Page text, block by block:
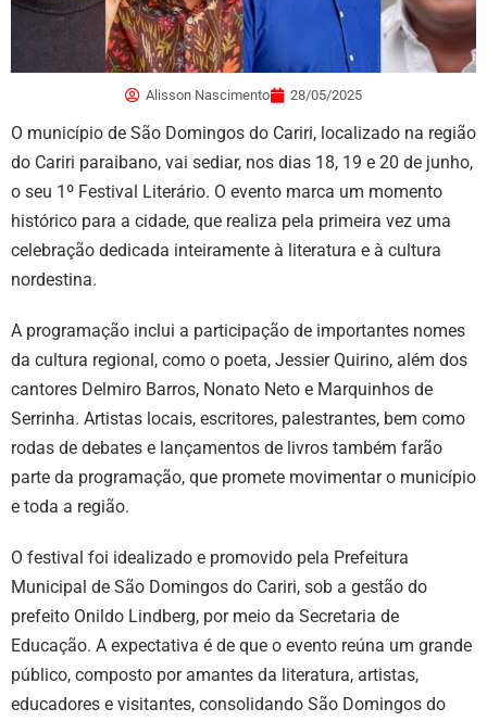
Alisson Nascimento 28/05/2025
O município de São Domingos do Cariri, localizado na região
do Cariri paraibano, vai sediar, nos dias 18, 19 e 20 de junho,
o seu 1º Festival Literário. O evento marca um momento
histórico para a cidade, que realiza pela primeira vez uma
celebração dedicada inteiramente à literatura e à cultura
nordestina.
A programação inclui a participação de importantes nomes
da cultura regional, como o poeta, Jessier Quirino, além dos
cantores Delmiro Barros, Nonato Neto e Marquinhos de
Serrinha. Artistas locais, escritores, palestrantes, bem como
rodas de debates e lançamentos de livros também farão
parte da programação, que promete movimentar o município
e toda a região.
O festival foi idealizado e promovido pela Prefeitura
Municipal de São Domingos do Cariri, sob a gestão do
prefeito Onildo Lindberg, por meio da Secretaria de
Educação. A expectativa é de que o evento reúna um grande
público, composto por amantes da literatura, artistas,
educadores e visitantes, consolidando São Domingos do